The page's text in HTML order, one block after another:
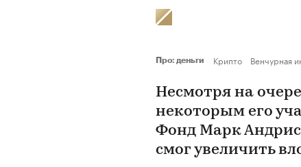
Про: деньги Крипто Венчурная
Несмотря на
некоторым его
Фонд Марк
смог увеличить